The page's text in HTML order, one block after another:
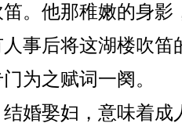
。他那稚嫩的身影
事后将这湖楼吹笛
为之赋词一阕。
婚娶妇，意味着成